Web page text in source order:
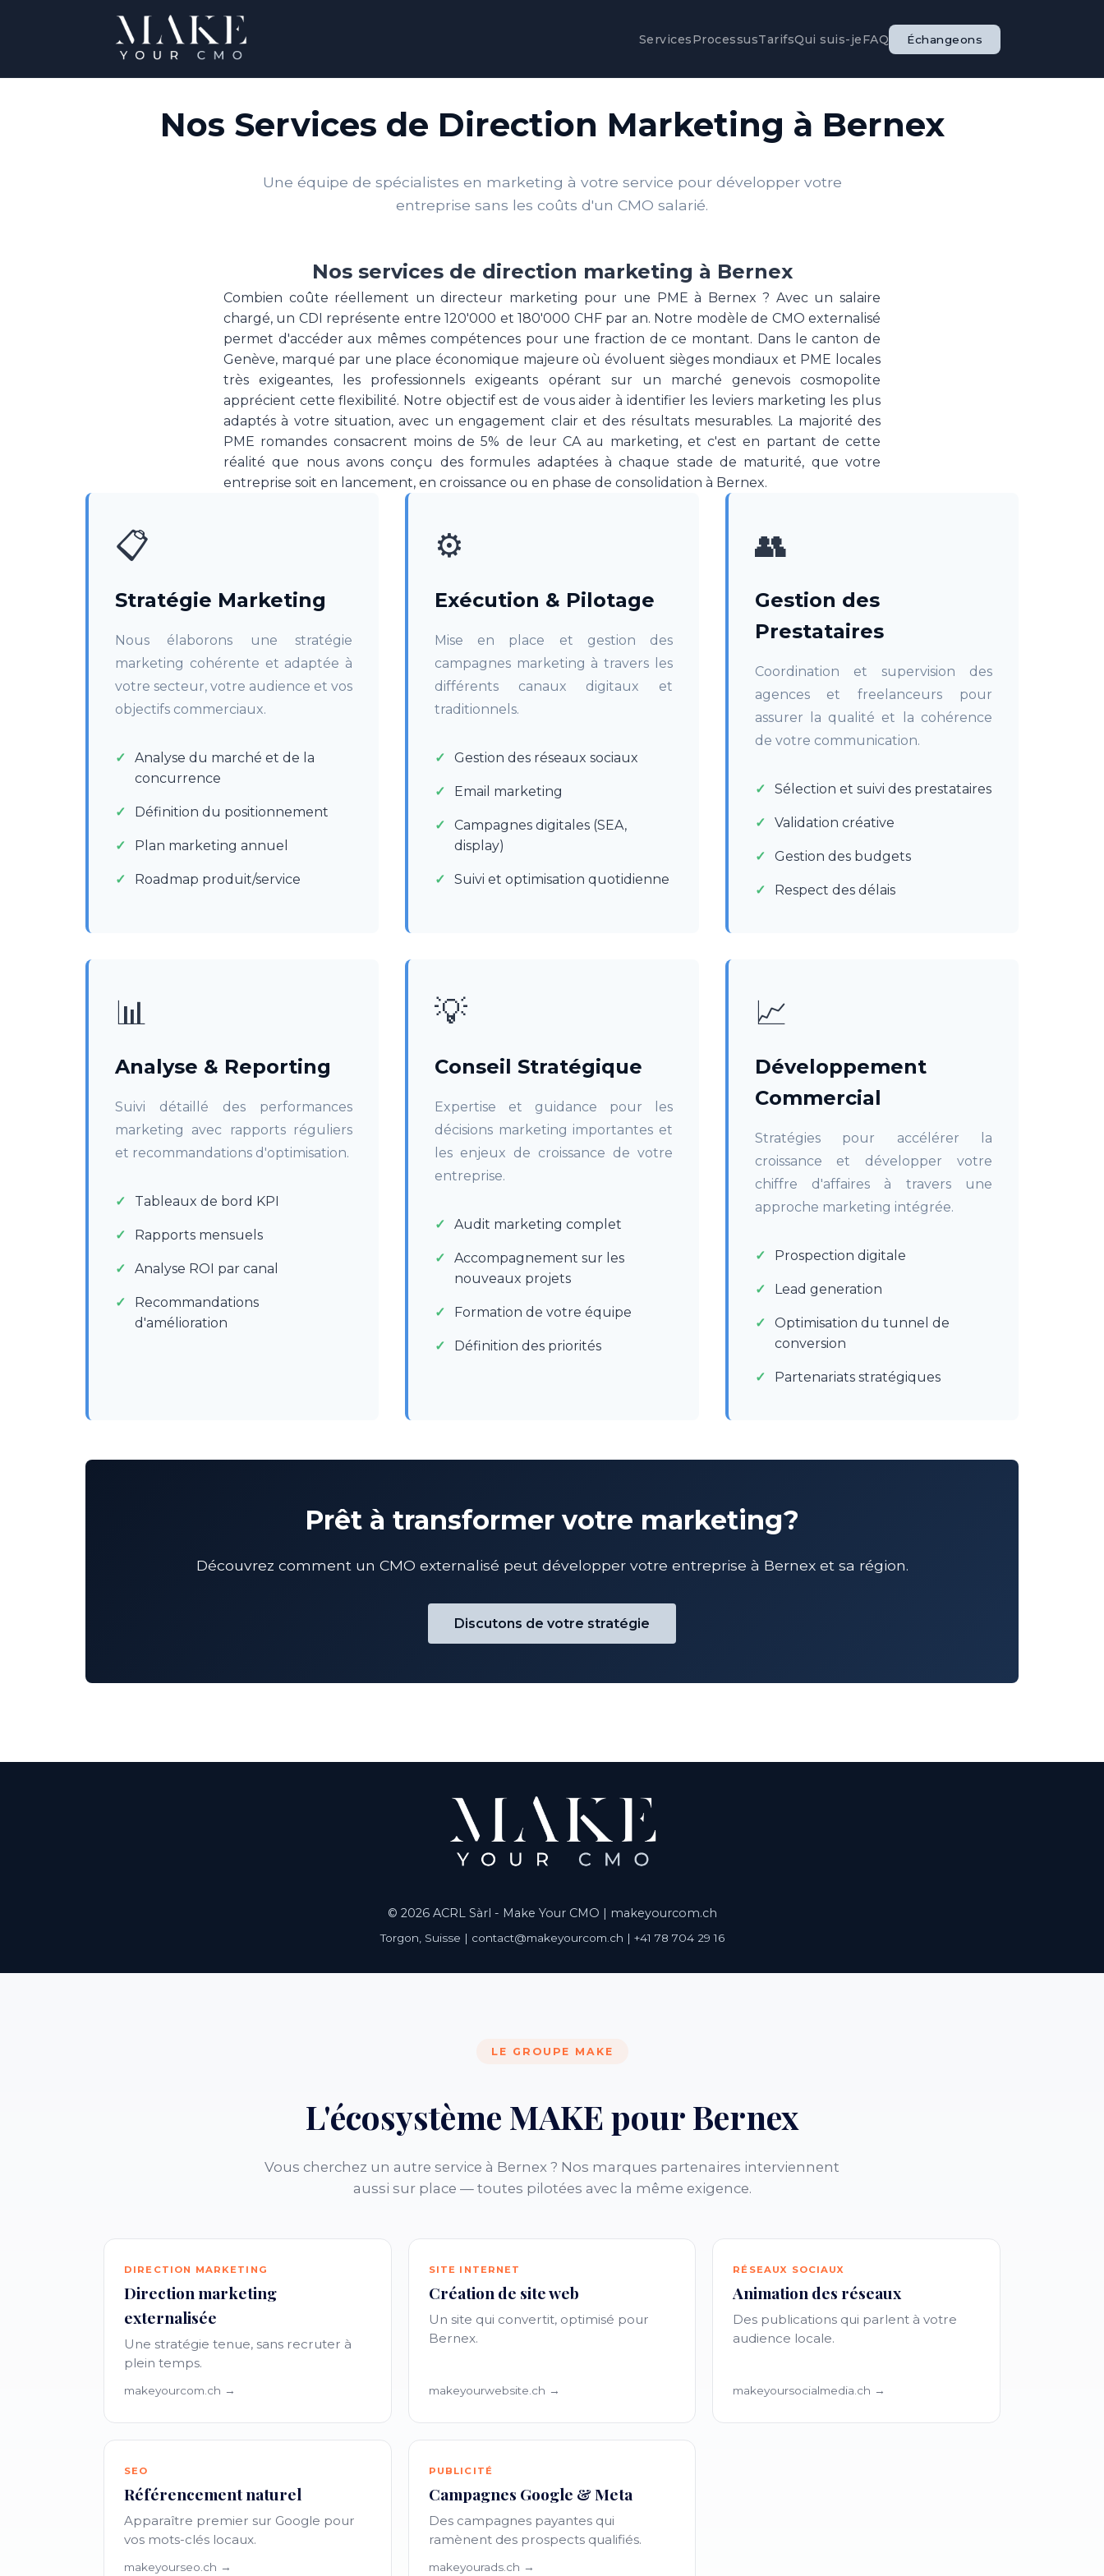
ServicesProcessusTarifsQui suis-jeFAQ Échangeons
Nos Services de Direction Marketing à Bernex
Une équipe de spécialistes en marketing à votre service pour développer votre
entreprise sans les coûts d'un CMO salarié.
Nos services de direction marketing à Bernex
Combien coûte réellement un directeur marketing pour une PME à Bernex ? Avec un salaire
chargé, un CDI représente entre 120'000 et 180'000 CHF par an. Notre modèle de CMO externalisé
permet d'accéder aux mêmes compétences pour une fraction de ce montant. Dans le canton de
Genève, marqué par une place économique majeure où évoluent sièges mondiaux et PME locales
très exigeantes, les professionnels exigeants opérant sur un marché genevois cosmopolite
apprécient cette flexibilité. Notre objectif est de vous aider à identifier les leviers marketing les plus
adaptés à votre situation, avec un engagement clair et des résultats mesurables. La majorité des
PME romandes consacrent moins de 5% de leur CA au marketing, et c'est en partant de cette
réalité que nous avons conçu des formules adaptées à chaque stade de maturité, que votre
entreprise soit en lancement, en croissance ou en phase de consolidation à Bernex.
📋
Stratégie Marketing
Nous élaborons une stratégie
marketing cohérente et adaptée à
votre secteur, votre audience et vos
objectifs commerciaux.
Analyse du marché et de la
concurrence
Définition du positionnement
Plan marketing annuel
Roadmap produit/service
⚙️
Exécution & Pilotage
Mise en place et gestion des
campagnes marketing à travers les
différents canaux digitaux et
traditionnels.
Gestion des réseaux sociaux
Email marketing
Campagnes digitales (SEA,
display)
Suivi et optimisation quotidienne
👥
Gestion des
Prestataires
Coordination et supervision des
agences et freelanceurs pour
assurer la qualité et la cohérence
de votre communication.
Sélection et suivi des prestataires
Validation créative
Gestion des budgets
Respect des délais
📊
Analyse & Reporting
Suivi détaillé des performances
marketing avec rapports réguliers
et recommandations d'optimisation.
Tableaux de bord KPI
Rapports mensuels
Analyse ROI par canal
Recommandations
d'amélioration
💡
Conseil Stratégique
Expertise et guidance pour les
décisions marketing importantes et
les enjeux de croissance de votre
entreprise.
Audit marketing complet
Accompagnement sur les
nouveaux projets
Formation de votre équipe
Définition des priorités
📈
Développement
Commercial
Stratégies pour accélérer la
croissance et développer votre
chiffre d'affaires à travers une
approche marketing intégrée.
Prospection digitale
Lead generation
Optimisation du tunnel de
conversion
Partenariats stratégiques
Prêt à transformer votre marketing?
Découvrez comment un CMO externalisé peut développer votre entreprise à Bernex et sa région.
Discutons de votre stratégie
© 2026 ACRL Sàrl - Make Your CMO | makeyourcom.ch
Torgon, Suisse | contact@makeyourcom.ch | +41 78 704 29 16
LE GROUPE MAKE
L'écosystème MAKE pour Bernex
Vous cherchez un autre service à Bernex ? Nos marques partenaires interviennent
aussi sur place — toutes pilotées avec la même exigence.
DIRECTION MARKETING
Direction marketing
externalisée
Une stratégie tenue, sans recruter à
plein temps.
makeyourcom.ch →
SITE INTERNET
Création de site web
Un site qui convertit, optimisé pour
Bernex.
makeyourwebsite.ch →
RÉSEAUX SOCIAUX
Animation des réseaux
Des publications qui parlent à votre
audience locale.
makeyoursocialmedia.ch →
SEO
Référencement naturel
Apparaître premier sur Google pour
vos mots-clés locaux.
makeyourseo.ch →
PUBLICITÉ
Campagnes Google & Meta
Des campagnes payantes qui
ramènent des prospects qualifiés.
makeyourads.ch →